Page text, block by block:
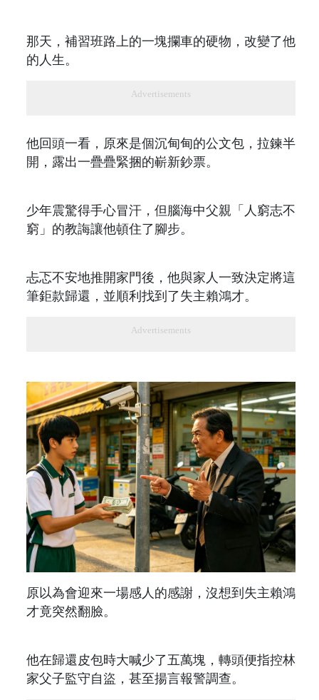
那天，補習班路上的一塊攔車的硬物，改變了他
的人生。
Advertisements
他回頭一看，原來是個沉甸甸的公文包，拉鍊半
開，露出一疊疊緊捆的嶄新鈔票。
少年震驚得手心冒汗，但腦海中父親「人窮志不
窮」的教誨讓他頓住了腳步。
忐忑不安地推開家門後，他與家人一致決定將這
筆鉅款歸還，並順利找到了失主賴鴻才。
Advertisements
原以為會迎來一場感人的感謝，沒想到失主賴鴻
才竟突然翻臉。
他在歸還皮包時大喊少了五萬塊，轉頭便指控林
家父子監守自盜，甚至揚言報警調查。